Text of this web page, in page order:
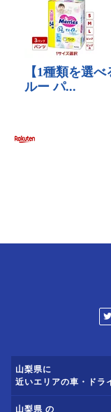
山梨県に
近いエリアの車・ドラ
山梨県 の